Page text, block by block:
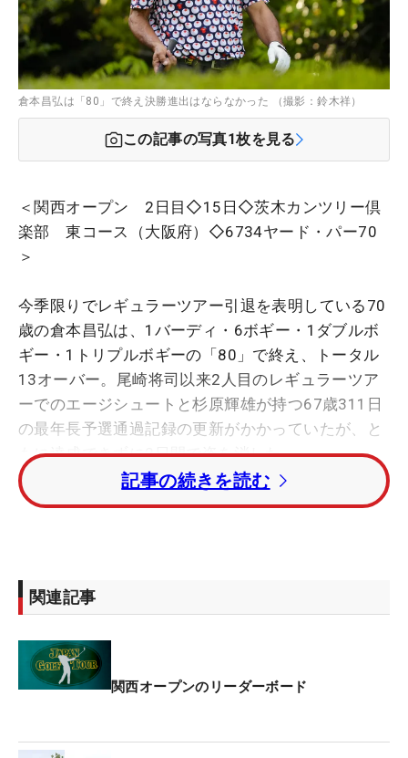
倉本昌弘は「80」で終え決勝進出はならなかった （撮影：鈴木祥）
この記事の写真1枚を見る
＜関西オープン 2日目◇15日◇茨木カンツリー倶
楽部 東コース（大阪府）◇6734ヤード・パー70
＞
今季限りでレギュラーツアー引退を表明している70
歳の倉本昌弘は、1バーディ・6ボギー・1ダブルボ
ギー・1トリプルボギーの「80」で終え、トータル
13オーバー。尾崎将司以来2人目のレギュラーツア
ーでのエージシュートと杉原輝雄が持つ67歳311日
の最年長予選通過記録の更新がかかっていたが、と
もに達成できずに2日間で姿を消した。
オーバー・66位タイ。60位タイまでの予選通過をに
らんだこの日は、午後組でインからスタートした。
11番、15番、16番とボギーが3つ先に来たが、17番
パー4で4メートルを沈めてこの日初バーディを奪
記事の続きを読む
関連記事
関西オープンのリーダーボード